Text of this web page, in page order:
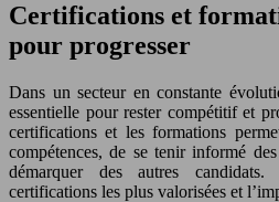
Certifications et
pour progresser
Dans un secteur en constante
essentielle pour rester compétitif et
certifications et les formations
compétences, de se tenir informé
démarquer des autres
certifications les plus valorisées et